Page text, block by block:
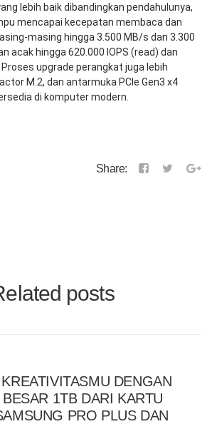
lebih baik dibandingkan pendahulunya,
mencapai kecepatan membaca dan
masing hingga 3.500 MB/s dan 3.300
acak hingga 620.000 IOPS (read) dan
upgrade perangkat juga lebih
M.2, dan antarmuka PCIe Gen3 x4
di komputer modern.
Share:
posts
DENGAN
1TB DARI KARTU
PRO PLUS DAN